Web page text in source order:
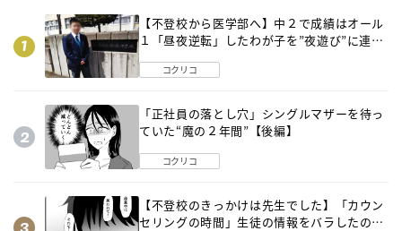
【不登校から医学部へ】中２で成績はオール
１「昼夜逆転」したわが子を”夜遊び”に連れ
コクリコ
「正社員の落とし穴」シングルマザーを待っ
ていた“魔の２年間”【後編】
コクリコ
【不登校のきっかけは先生でした】「カウン
セリングの時間」生徒の情報をバラしたの